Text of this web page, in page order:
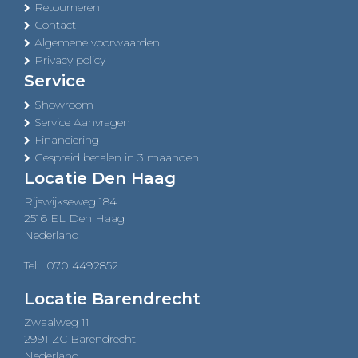
Retourneren
Contact
Algemene voorwaarden
Privacy policy
Service
Showroom
Service Aanvragen
Financiering
Gespreid betalen in 3 maanden
Locatie Den Haag
Rijswijkseweg 184
2516 EL Den Haag
Nederland
Tel: 070 4492852
Locatie Barendrecht
Zwaalweg 11
2991 ZC Barendrecht